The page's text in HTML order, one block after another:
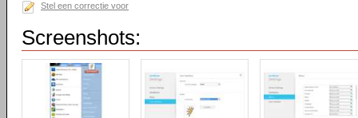
Stel een correctie voor
Screenshots: